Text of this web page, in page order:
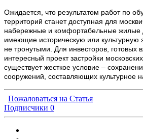
Ожидается, что результатом работ по
территорий станет доступная для
набережные и комфортабельные жилые
имеющие историческую или культурную
не тронутыми. Для инвесторов, готовых
интересный проект застройки
существует жесткое условие –
сооружений, составляющих культурное
Пожаловаться на Статья
Подписчики 0